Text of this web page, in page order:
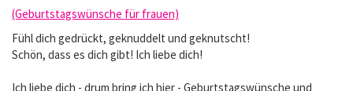
(Geburtstagswünsche für frauen)
Fühl dich gedrückt, geknuddelt und geknutscht!
Schön, dass es dich gibt! Ich liebe dich!
Ich liebe dich - drum bring ich hier - Geburtstagswünsche und